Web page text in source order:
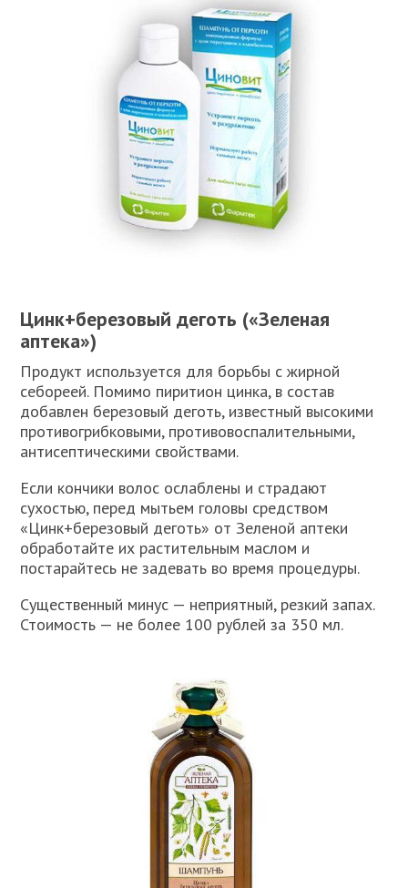
Цинк+березовый деготь («Зеленая
аптека»)
Продукт используется для борьбы с жирной
себореей. Помимо пиритион цинка, в состав
добавлен березовый деготь, известный высокими
противогрибковыми, противовоспалительными,
антисептическими свойствами.
Если кончики волос ослаблены и страдают
сухостью, перед мытьем головы средством
«Цинк+березовый деготь» от Зеленой аптеки
обработайте их растительным маслом и
постарайтесь не задевать во время процедуры.
Существенный минус — неприятный, резкий запах.
Стоимость — не более 100 рублей за 350 мл.